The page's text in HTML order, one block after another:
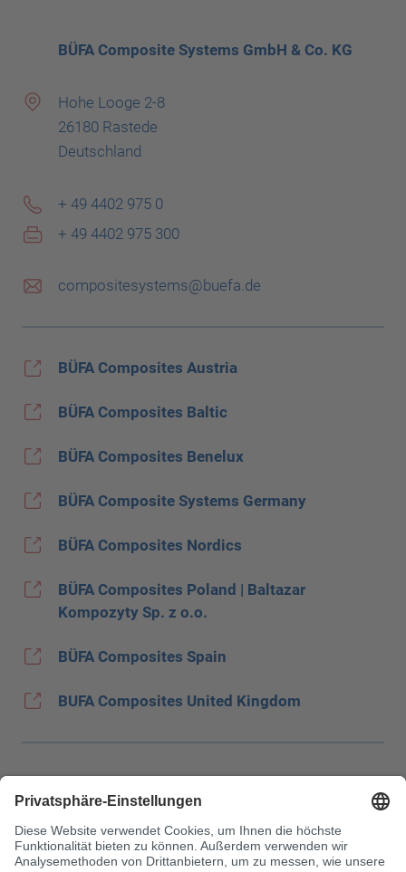
BÜFA Composite Systems GmbH & Co. KG
Hohe Looge 2-8
26180 Rastede
Deutschland
+ 49 4402 975 0
+ 49 4402 975 300
compositesystems@buefa.de
BÜFA Composites Austria
BÜFA Composites Baltic
BÜFA Composites Benelux
BÜFA Composite Systems Germany
BÜFA Composites Nordics
BÜFA Composites Poland | Baltazar
Kompozyty Sp. z o.o.
BÜFA Composites Spain
BUFA Composites United Kingdom
Datenschutz